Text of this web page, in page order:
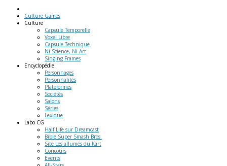
Culture Games
Culture
Capsule Temporelle
Voxel Libre
Capsule Technique
Ni Science, Ni Art
Singing Frames
Encyclopédie
Personnages
Personnalités
Plateformes
Sociétés
Salons
Séries
Lexique
Labo CG
Half Life sur Dreamcast
Bible Super Smash Bros.
Site Les allumés du Kart
Concours
Events